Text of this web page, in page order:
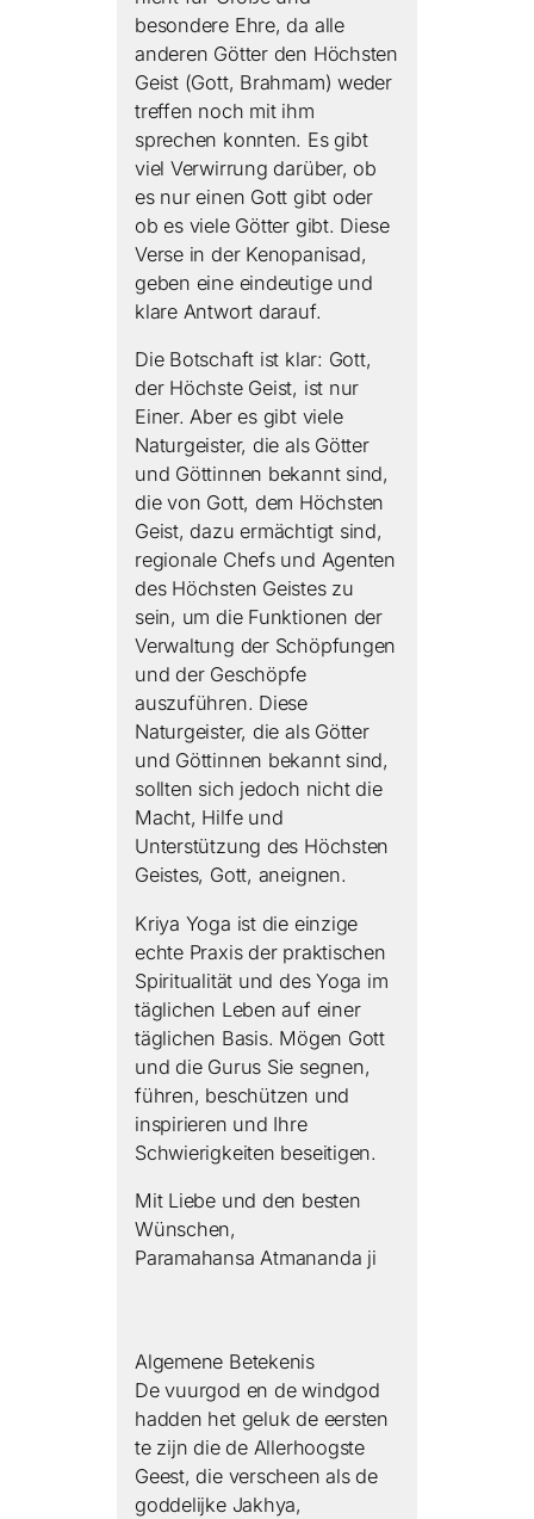
besondere Ehre, da alle
anderen Götter den Höchsten
Geist (Gott, Brahmam) weder
treffen noch mit ihm
sprechen konnten. Es gibt
viel Verwirrung darüber, ob
es nur einen Gott gibt oder
ob es viele Götter gibt. Diese
Verse in der Kenopanisad,
geben eine eindeutige und
klare Antwort darauf.
Die Botschaft ist klar: Gott,
der Höchste Geist, ist nur
Einer. Aber es gibt viele
Naturgeister, die als Götter
und Göttinnen bekannt sind,
die von Gott, dem Höchsten
Geist, dazu ermächtigt sind,
regionale Chefs und Agenten
des Höchsten Geistes zu
sein, um die Funktionen der
Verwaltung der Schöpfungen
und der Geschöpfe
auszuführen. Diese
Naturgeister, die als Götter
und Göttinnen bekannt sind,
sollten sich jedoch nicht die
Macht, Hilfe und
Unterstützung des Höchsten
Geistes, Gott, aneignen.
Kriya Yoga ist die einzige
echte Praxis der praktischen
Spiritualität und des Yoga im
täglichen Leben auf einer
täglichen Basis. Mögen Gott
und die Gurus Sie segnen,
führen, beschützen und
inspirieren und Ihre
Schwierigkeiten beseitigen.
Mit Liebe und den besten
Wünschen,
Paramahansa Atmananda ji
Algemene Betekenis
De vuurgod en de windgod
hadden het geluk de eersten
te zijn die de Allerhoogste
Geest, die verscheen als de
goddelijke Jakhya,